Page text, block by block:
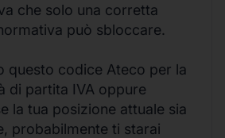
che solo una corretta
può sbloccare.
questo codice Ateco per la
di partita IVA oppure
la tua posizione attuale sia
probabilmente ti starai